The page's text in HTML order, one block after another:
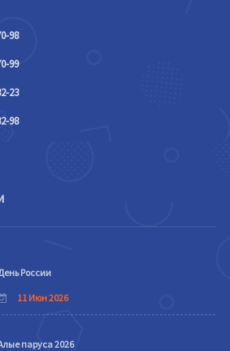
98
99
23
98
России
11 Июн 2026
паруса 2026